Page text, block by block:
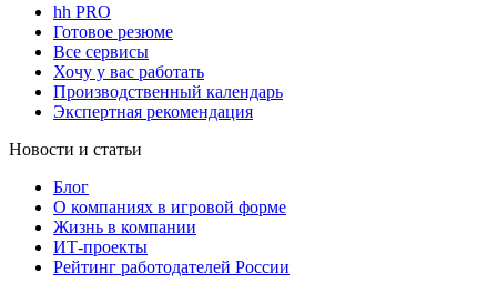
hh PRO
Готовое резюме
Все сервисы
Хочу у вас работать
Производственный календарь
Экспертная рекомендация
Новости и статьи
Блог
О компаниях в игровой форме
Жизнь в компании
ИТ-проекты
Рейтинг работодателей России